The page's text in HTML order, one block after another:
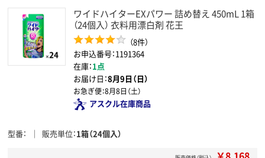
ワイドハイターEXパワー 詰め替え 450mL 1箱
（24個入） 衣料用漂白剤 花王
（8件）
お申込番号：1191364
在庫：1点
お届け日：8月9日（日）
お急ぎ便：8月8日（土）
アスクル在庫商品
型番 販売単位 1箱（24個入）